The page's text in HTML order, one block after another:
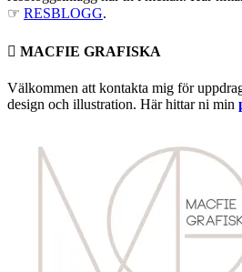
☞ RESBLOGG.
 MACFIE GRAFISKA
Välkommen att kontakta mig för
design och illustration. Här hittar ni min